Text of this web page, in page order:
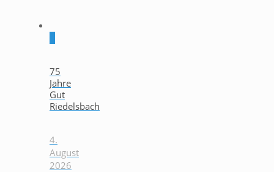
75
Jahre
Gut
Riedelsbach
4.
August
2026